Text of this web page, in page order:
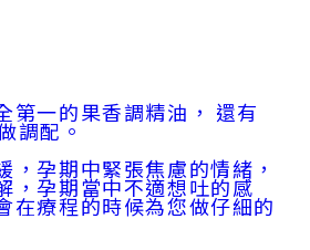
第一的果香調精油 ， 還有
調配。
，孕期中緊張焦慮的情緒，
，孕期當中不適想吐的感
在療程的時候為您做仔細的